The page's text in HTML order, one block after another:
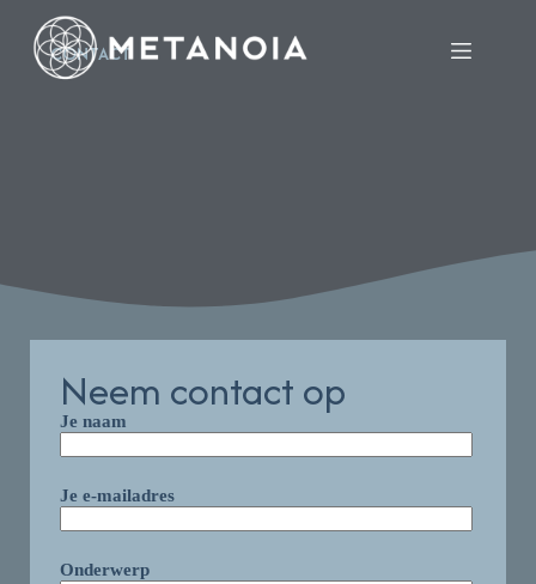
CONTACT
Neem contact op
Je naam
Je e-mailadres
Onderwerp